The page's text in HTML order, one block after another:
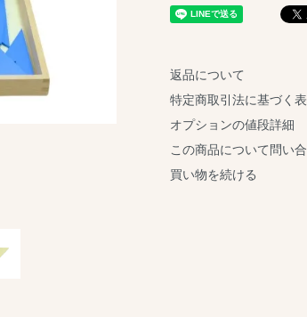
返品について
特定商取引法に基づく
オプションの値段詳細
この商品について問い
買い物を続ける